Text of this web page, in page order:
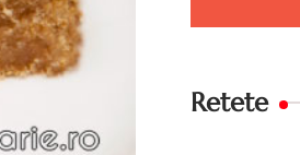
Retete